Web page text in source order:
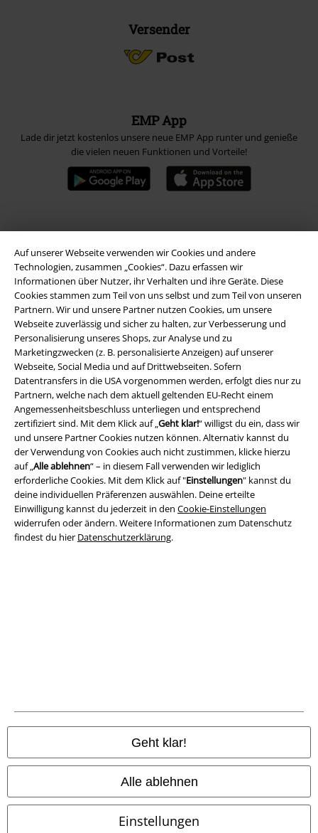
Auf unserer Webseite verwenden wir Cookies und andere
Technologien, zusammen „Cookies“. Dazu erfassen wir
Informationen über Nutzer, ihr Verhalten und ihre Geräte. Diese
Cookies stammen zum Teil von uns selbst und zum Teil von unseren
Partnern. Wir und unsere Partner nutzen Cookies, um unsere
Webseite zuverlässig und sicher zu halten, zur Verbesserung und
Personalisierung unseres Shops, zur Analyse und zu
Marketingzwecken (z. B. personalisierte Anzeigen) auf unserer
Webseite, Social Media und auf Drittwebseiten. Sofern
Datentransfers in die USA vorgenommen werden, erfolgt dies nur zu
Partnern, welche nach dem aktuell geltenden EU-Recht einem
Angemessenheitsbeschluss unterliegen und entsprechend
zertifiziert sind. Mit dem Klick auf „Geht klar!“ willigst du ein, dass wir
und unsere Partner Cookies nutzen können. Alternativ kannst du
der Verwendung von Cookies auch nicht zustimmen, klicke hierzu
auf „Alle ablehnen“ – in diesem Fall verwenden wir lediglich
erforderliche Cookies. Mit dem Klick auf "Einstellungen" kannst du
deine individuellen Präferenzen auswählen. Deine erteilte
Einwilligung kannst du jederzeit in den Cookie-Einstellungen
widerrufen oder ändern. Weitere Informationen zum Datenschutz
findest du hier Datenschutzerklärung.
Geht klar!
Alle ablehnen
Einstellungen
Versender
EMP App
Lade dir jetzt kostenlos unsere neue EMP App runter und genieße
die vielen neuen Funktionen und Vorteile!
Rechtliches
AGB
Impressum
Datenschutz
Alle Preise inkl. gesetzlicher Mehrwertsteuer, zzgl.Versandkosten
© 1986-2026 E.M.P. Merchandising HGmbH
EMP Online Shops